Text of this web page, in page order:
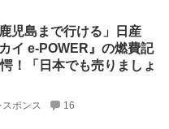
児島まで行ける」日産
イ e-POWER』の燃費記
！「日本でも売りましょ
スポンス 16